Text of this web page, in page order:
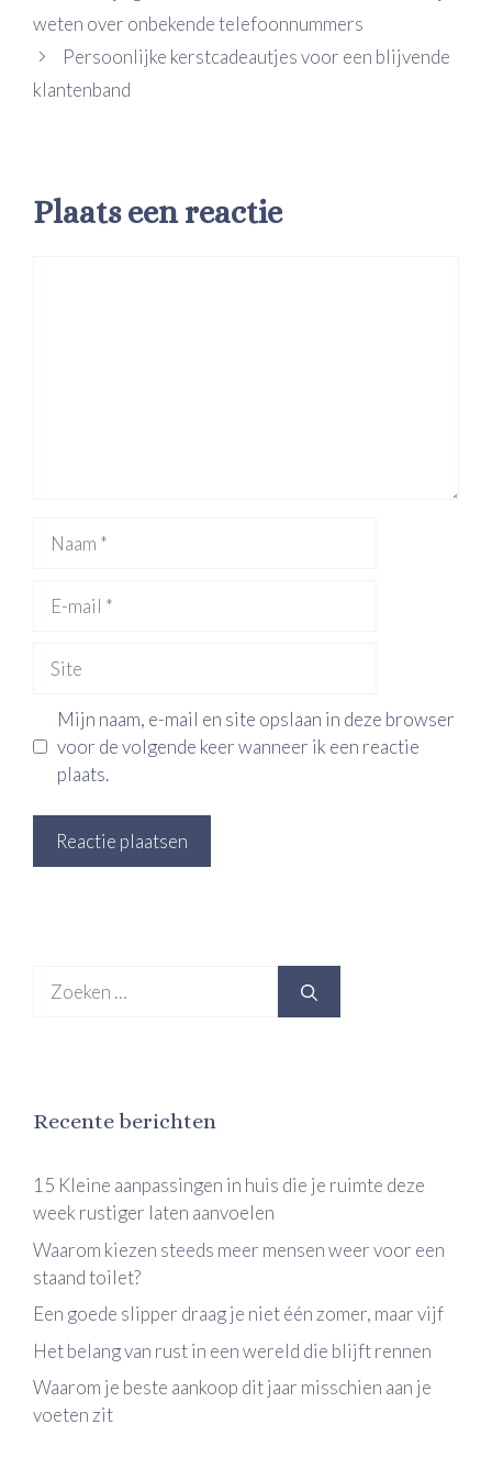
weten over onbekende telefoonnummers
Persoonlijke kerstcadeautjes voor een blijvende
klantenband
Plaats een reactie
mail
Mijn naam, e-mail en site opslaan in deze browser
voor de volgende keer wanneer ik een reactie
plaats.
Zoek
naar:
Recente berichten
15 Kleine aanpassingen in huis die je ruimte deze
week rustiger laten aanvoelen
Waarom kiezen steeds meer mensen weer voor een
staand toilet?
Een goede slipper draag je niet één zomer, maar vijf
Het belang van rust in een wereld die blijft rennen
Waarom je beste aankoop dit jaar misschien aan je
voeten zit